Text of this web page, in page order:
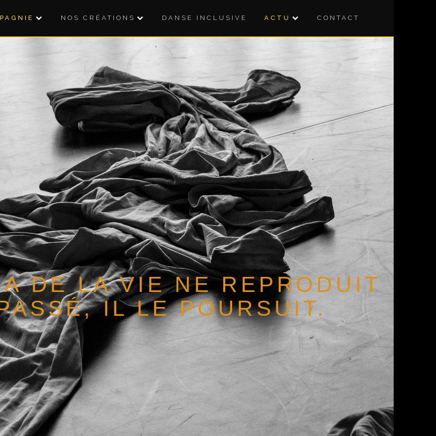
NOS CRÉATIONS DANSE INCLUSIVE ACTU CONTACT
DE LA VIE NE REPRODUIT
IL LE POURSUIT.